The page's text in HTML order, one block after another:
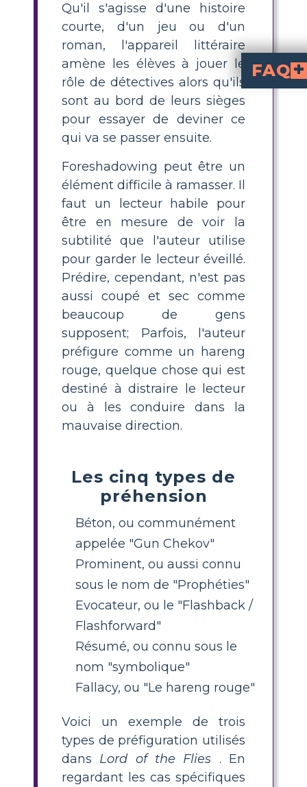
Qu'il s'agisse d'une histoire
courte, d'un jeu ou d'un
roman, l'appareil littéraire
amène les élèves à jouer le
rôle de détectives alors qu'ils
sont au bord de leurs sièges
pour essayer de deviner ce
qui va se passer ensuite.
Foreshadowing peut être un
élément difficile à ramasser. Il
faut un lecteur habile pour
être en mesure de voir la
subtilité que l'auteur utilise
pour garder le lecteur éveillé.
Prédire, cependant, n'est pas
aussi coupé et sec comme
beaucoup de gens
supposent; Parfois, l'auteur
préfigure comme un hareng
rouge, quelque chose qui est
destiné à distraire le lecteur
ou à les conduire dans la
mauvaise direction.
Les cinq types de
préhension
Béton, ou communément
appelée "Gun Chekov"
Prominent, ou aussi connu
sous le nom de "Prophéties"
Evocateur, ou le "Flashback /
Flashforward"
Résumé, ou connu sous le
nom "symbolique"
Fallacy, ou "Le hareng rouge"
Voici un exemple de trois
types de préfiguration utilisés
dans Lord of the Flies . En
regardant les cas spécifiques
FAQ